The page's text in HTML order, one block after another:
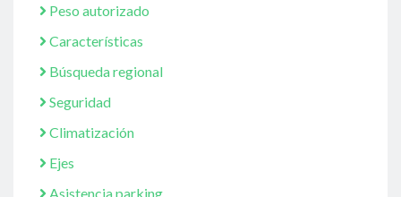
Peso autorizado
Características
Búsqueda regional
Seguridad
Climatización
Ejes
Asistencia parking